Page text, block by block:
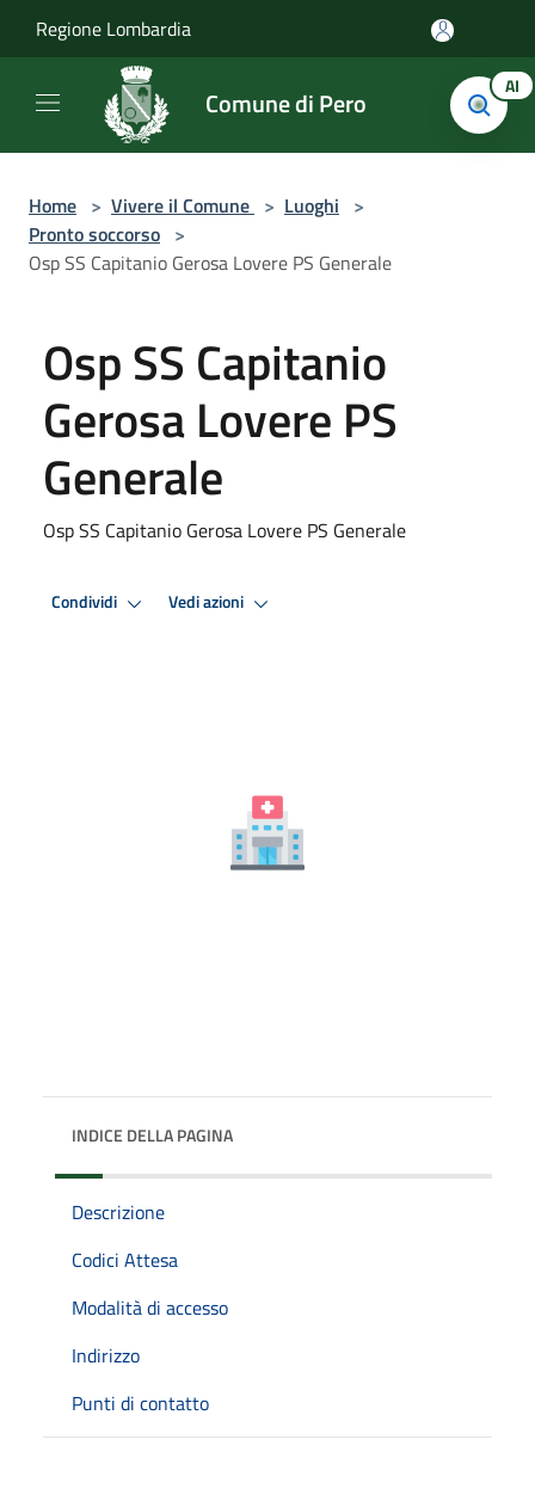
Regione Lombardia
Comune di Pero AI
Home > Vivere il Comune > Luoghi >
Pronto soccorso >
Osp SS Capitanio Gerosa Lovere PS Generale
Osp SS Capitanio
Gerosa Lovere PS
Generale
Osp SS Capitanio Gerosa Lovere PS Generale
Condividi Vedi azioni
INDICE DELLA PAGINA
Descrizione
Codici Attesa
Modalità di accesso
Indirizzo
Punti di contatto